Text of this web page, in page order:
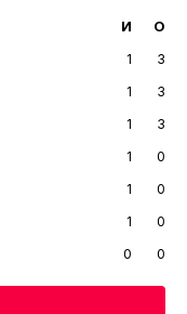
И О
1
3
1
3
1
3
1
0
1
0
1
0
0 0